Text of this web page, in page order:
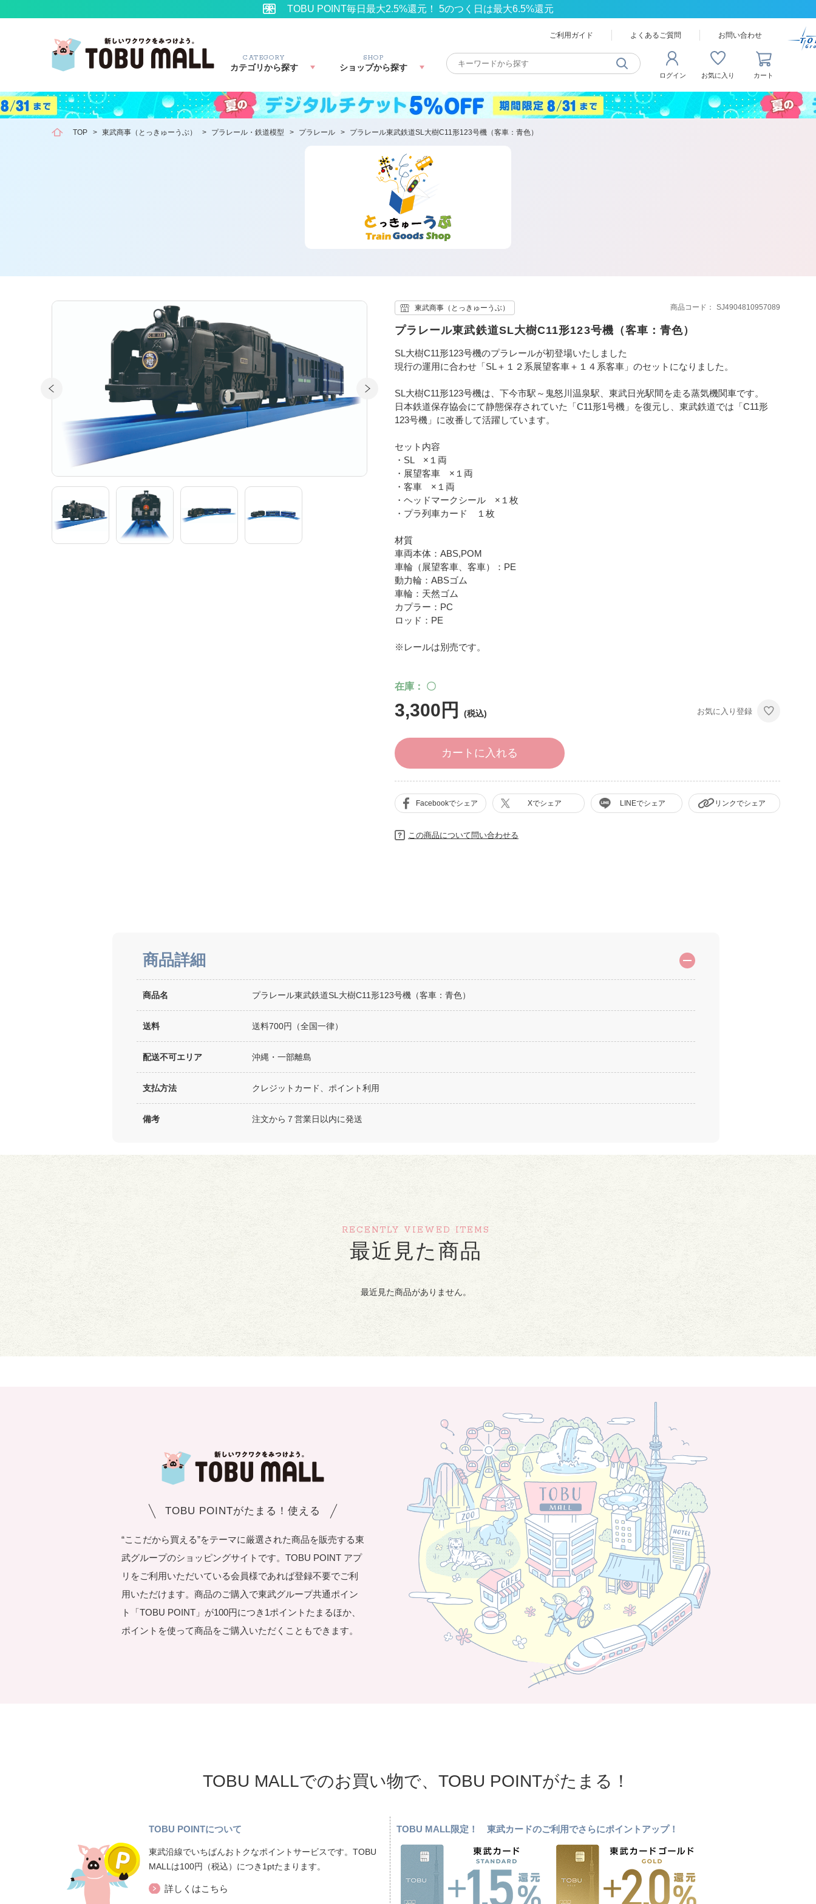
TOBU POINT毎日最大2.5%還元！ 5のつく日は最大6.5%還元
ご利用ガイド よくあるご質問 お問い合わせ
CATEGORY
カテゴリから探す
SHOP
ショップから探す
ログイン お気に入り カート
TOP > 東武商事（とっきゅーうぶ） > プラレール・鉄道模型 > プラレール > プラレール東武鉄道SL大樹C11形123号機（客車：青色）
プラレール東武鉄道SL大樹C11形123号機（客車：青色）
在庫 〇
3,300円 お気に入り登録
カートに入れる
東武商事（とっきゅーうぶ） 商品コード SJ4904810957089
SL大樹C11形123号機のプラレールが初登場いたしました
現行の運用に合わせ「SL＋１２系展望客車＋１４系客車」のセットになりました。
SL大樹C11形123号機は、下今市駅～鬼怒川温泉駅、東武日光駅間を走る蒸気機関車です。
日本鉄道保存協会にて静態保存されていた「C11形1号機」を復元し、東武鉄道では「C11形
123号機」に改番して活躍しています。
セット内容
・SL ×１両
・展望客車 ×１両
・客車 ×１両
・ヘッドマークシール ×１枚
・プラ列車カード １枚
材質
車両本体：ABS,POM
車輪（展望客車、客車）：PE
動力輪：ABSゴム
車輪：天然ゴム
カプラー：PC
ロッド：PE
※レールは別売です。
この商品について問い合わせる
Facebookでシェア Xでシェア LINEでシェア リンクでシェア
商品詳細
商品名 プラレール東武鉄道SL大樹C11形123号機（客車：青色）
送料 送料700円（全国一律）
配送不可エリア 沖縄・一部離島
支払方法 クレジットカード、ポイント利用
備考 注文から７営業日以内に発送
RECENTLY VIEWED ITEMS
最近見た商品
最近見た商品がありません。
TOBU POINTがたまる！使える
“ここだから買える”をテーマに厳選された商品を販売する東
武グループのショッピングサイトです。TOBU POINT アプ
リをご利用いただいている会員様であれば登録不要でご利
用いただけます。商品のご購入で東武グループ共通ポイン
ト「TOBU POINT」が100円につき1ポイントたまるほか、
ポイントを使って商品をご購入いただくこともできます。
TOBU MALLでのお買い物で、TOBU POINTがたまる！
TOBU POINTについて
東武沿線でいちばんおトクなポイントサービスです。TOBU
MALLは100円（税込）につき1ptたまります。
詳しくはこちら
TOBU MALL限定！ 東武カードのご利用でさらにポイントアップ！